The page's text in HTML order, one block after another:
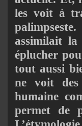
les voit à
assimilait la
éplucher
tout aussi
ne voit des
humaine
permet de